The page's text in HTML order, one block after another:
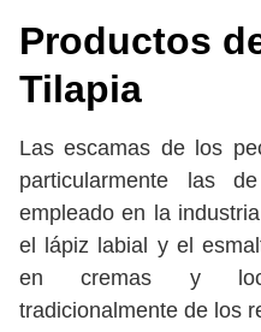
Productos
Tilapia
Las escamas de los
particularmente las
empleado en la
el lápiz labial y el
en cremas y
tradicionalmente de los